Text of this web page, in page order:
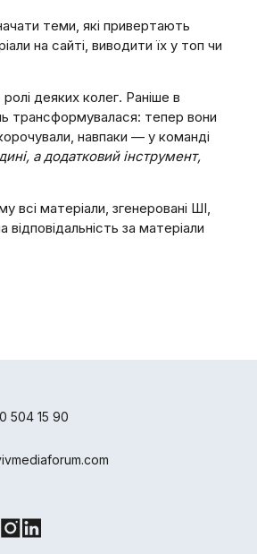
теми, які привертають
на сайті, виводити їх у топ чи
деяких колег. Раніше в
трансформувалася: тепер вони
навпаки — у команді
а додатковий інструмент,
всі матеріали, згенеровані ШІ,
за матеріали
504 15 90